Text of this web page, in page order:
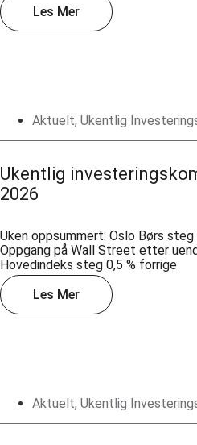
Les Mer
Aktuelt, Ukentlig
Ukentlig
2026
Uken oppsummert: Oslo Børs
Oppgang på Wall Street etter
Hovedindeks steg 0,5 % forrige
Les Mer
Aktuelt, Ukentlig